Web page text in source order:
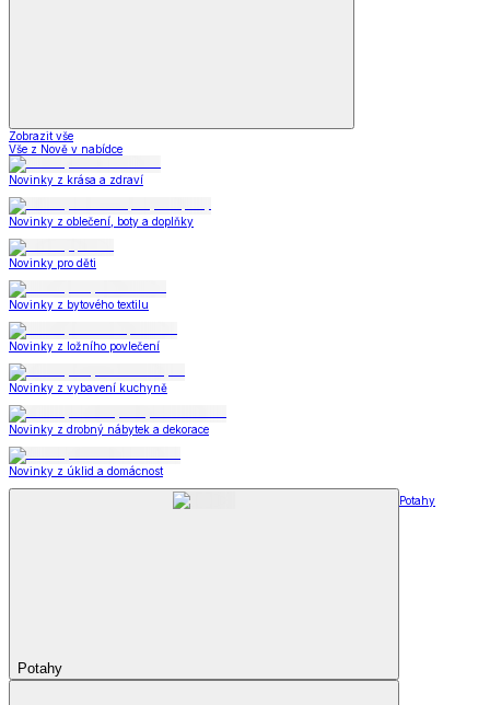
Zobrazit vše
Vše z Nově v nabídce
Novinky z krása a zdraví
Novinky z oblečení, boty a doplňky
Novinky pro děti
Novinky z bytového textilu
Novinky z ložního povlečení
Novinky z vybavení kuchyně
Novinky z drobný nábytek a dekorace
Novinky z úklid a domácnost
Potahy
Potahy